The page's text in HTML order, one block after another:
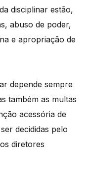
disciplinar estão,
abuso de poder,
e apropriação de
depende sempre
também as multas
acessória de
decididas pelo
diretores